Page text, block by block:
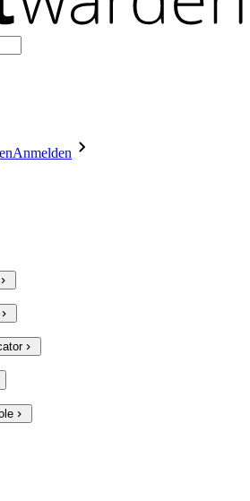
Anmelden